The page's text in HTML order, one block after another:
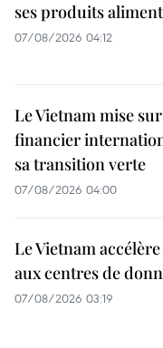
ses produits
07/08/2026 04:12
Le Vietnam mise
financier
sa transition verte
07/08/2026 04:00
Le Vietnam
aux centres de
07/08/2026 03:19